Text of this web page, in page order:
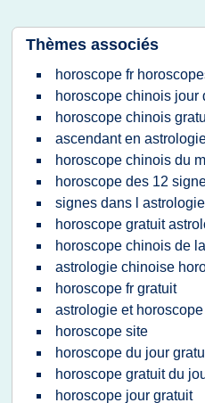
Thèmes associés
horoscope fr
horoscope chinois jour
horoscope chinois
ascendant en
horoscope chinois du
horoscope des 12
signes dans l
horoscope gratuit
horoscope chinois de
astrologie chinoise
horoscope fr gratuit
astrologie et
horoscope site
horoscope du jour
horoscope gratuit du
horoscope jour gratuit